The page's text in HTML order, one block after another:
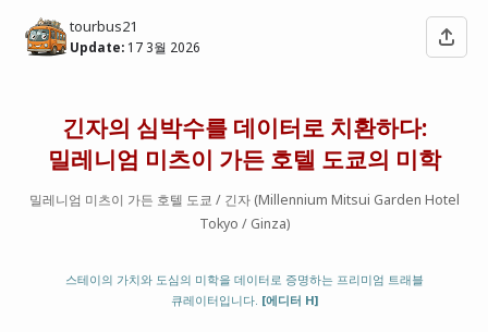
베트남
tourbus21
Update: 17 3월 2026
긴자의 심박수를 데이터로 치환하다:
밀레니엄 미츠이 가든 호텔 도쿄의 미학
밀레니엄 미츠이 가든 호텔 도쿄 / 긴자 (Millennium Mitsui Garden Hotel
Tokyo / Ginza)
스테이의 가치와 도심의 미학을 데이터로 증명하는 프리미엄 트래블
큐레이터입니다. [에디터 H]